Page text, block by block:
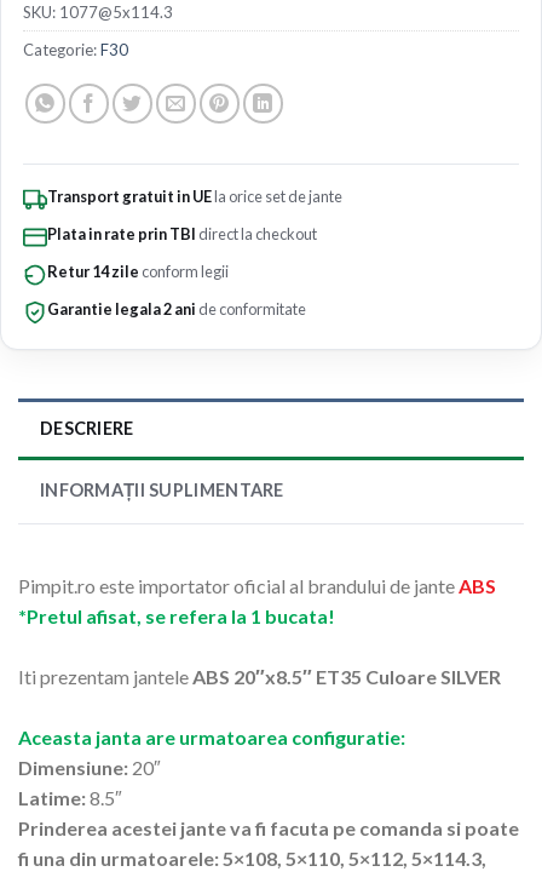
SKU: 1077@5x114.3
Categorie:F30
Transport gratuit in UEla orice set de jante
Plata in rate prin TBI direct la checkout
Retur 14 zile conform legii
Garantie legala 2 ani de conformitate
DESCRIERE
INFORMAȚII SUPLIMENTARE
Pimpit.ro este importator oficial al brandului de janteABS
*Pretul afisat, se refera la 1 bucata!
Iti prezentam janteleABS 20″x8.5″ ET35 Culoare SILVER
Aceasta janta are urmatoarea configuratie:
Dimensiune: 20″
Latime:8.5″
Prinderea acestei jante va fi facuta pe comanda si poate
fi una din urmatoarele: 5×108, 5×110, 5×112, 5×114.3,